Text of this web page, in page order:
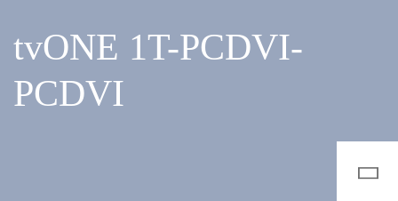
tvONE 1T-PCDVI-
PCDVI